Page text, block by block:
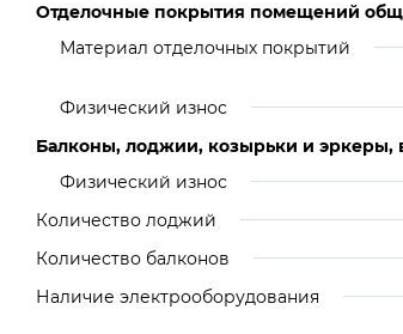
Отделочные покрытия помещений
Материал отделочных покрытий
Физический износ
Балконы, лоджии, козырьки и эркеры,
Физический износ
Количество лоджий
Количество балконов
Наличие электрооборудования